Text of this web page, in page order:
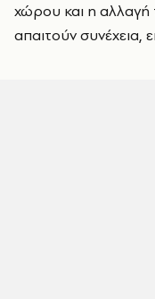
χώρου και η
απαιτούν συνέχεια,